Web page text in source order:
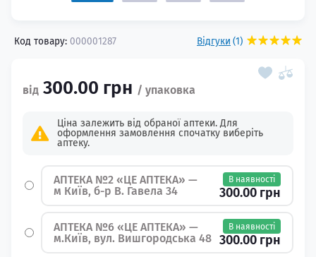
Код товару: 000001287 Відгуки (1)
300.00 грн
Ціна залежить від обраної аптеки. Для
оформлення замовлення спочатку виберіть
аптеку.
АПТЕКА №2 «ЦЕ АПТЕКА» —
м Київ, б-р В. Гавела 34
В наявності
300.00 грн
АПТЕКА №6 «ЦЕ АПТЕКА» —
м.Київ, вул. Вишгородська 48
В наявності
300.00 грн